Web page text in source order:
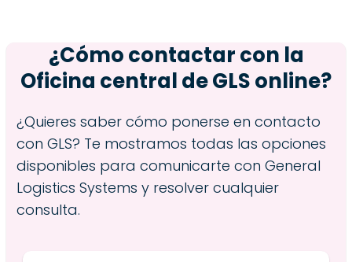
¿Cómo contactar con la
Oficina central de GLS online?
¿Quieres saber cómo ponerse en contacto
con GLS? Te mostramos todas las opciones
disponibles para comunicarte con General
Logistics Systems y resolver cualquier
consulta.